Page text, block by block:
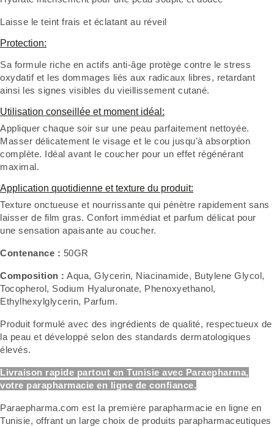
Laisse le teint frais et éclatant au réveil
Protection:
Sa formule riche en actifs anti-âge protège contre le stress
oxydatif et les dommages liés aux radicaux libres, retardant
ainsi les signes visibles du vieillissement cutané.
Utilisation conseillée et moment idéal:
Appliquer chaque soir sur une peau parfaitement nettoyée.
Masser délicatement le visage et le cou jusqu’à absorption
complète. Idéal avant le coucher pour un effet régénérant
maximal.
Application quotidienne et texture du produit:
Texture onctueuse et nourrissante qui pénètre rapidement sans
laisser de film gras. Confort immédiat et parfum délicat pour
une sensation apaisante au coucher.
Contenance : 50GR
Composition : Aqua, Glycerin, Niacinamide, Butylene Glycol,
Tocopherol, Sodium Hyaluronate, Phenoxyethanol,
Ethylhexylglycerin, Parfum.
Produit formulé avec des ingrédients de qualité, respectueux de
la peau et développé selon des standards dermatologiques
élevés.
Livraison rapide partout en Tunisie avec Paraepharma,
votre parapharmacie en ligne de confiance.
Paraepharma.com est la première parapharmacie en ligne en
Tunisie, offrant un large choix de produits parapharmaceutiques